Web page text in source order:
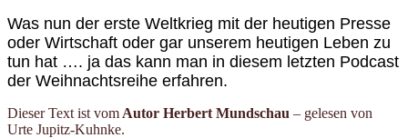
Was nun der erste Weltkrieg mit der heutigen Presse
oder Wirtschaft oder gar unserem heutigen Leben zu
tun hat …. ja das kann man in diesem letzten Podcast
der Weihnachtsreihe erfahren.
Dieser Text ist vom Autor Herbert Mundschau – gelesen von
Urte Jupitz-Kuhnke.